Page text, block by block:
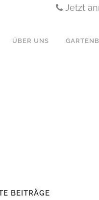
Jetzt
ÜBER UNS
BEITRÄGE